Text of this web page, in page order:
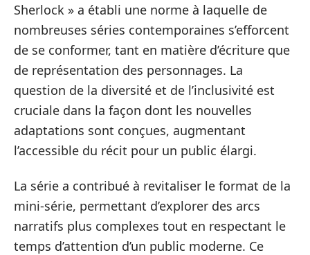
Sherlock » a établi une norme à laquelle de
nombreuses séries contemporaines s’efforcent
de se conformer, tant en matière d’écriture que
de représentation des personnages. La
question de la diversité et de l’inclusivité est
cruciale dans la façon dont les nouvelles
adaptations sont conçues, augmentant
l’accessible du récit pour un public élargi.
La série a contribué à revitaliser le format de la
mini-série, permettant d’explorer des arcs
narratifs plus complexes tout en respectant le
temps d’attention d’un public moderne. Ce